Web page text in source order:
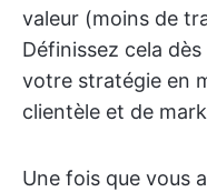
valeur (moins de
Définissez cela
votre stratégie en
clientèle et de
Une fois que vous